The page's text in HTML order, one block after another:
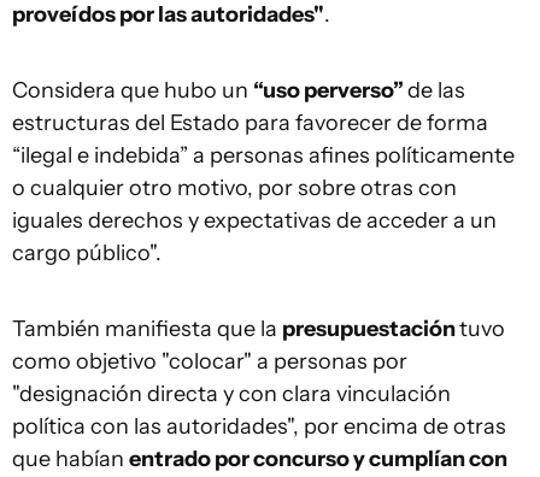
proveídos por las autoridades".
Considera que hubo un “uso perverso”de las
estructuras del Estado para favorecer de forma
“ilegal e indebida” a personas afines políticamente
o cualquier otro motivo, por sobre otras con
iguales derechos y expectativas de acceder a un
cargo público".
También manifiesta que la presupuestacióntuvo
como objetivo "colocar" a personas por
"designación directa y con clara vinculación
política con las autoridades", por encima de otras
que habían entrado por concurso y cumplían con